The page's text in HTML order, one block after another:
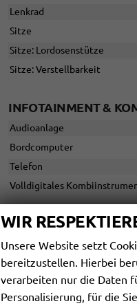
Lenkrad
Sitze
Sitze: Lordosenstütze
Sitze: Verstellbarkeit
INFOTAINMENT &
Audioanlage
Bordcomputer
Telefon
Volldigitales
SICHERHEIT &
Airbags
Airbag,
Assistenzsysteme
Notbremsassistent (City-
Geschwindigkeitsbegrenzer
WIR
Unsere Website setzt
bereitzustellen. Hierbei
verarbeiten nur die Daten
Personalisierung, für die